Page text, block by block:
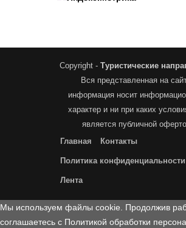
Copyright - Туристические
Вся представленная на
информация носит
характер и ни при каких
является публичной
Главная
Контакты
Политика конфиденциальности
Лента
Мы используем файлы cookie. Продолжив
соглашаетесь с Политикой обработки